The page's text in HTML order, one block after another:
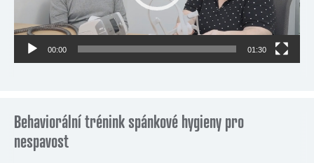
00:00 01:30
Behaviorální trénink spánkové hygieny pro
nespavost